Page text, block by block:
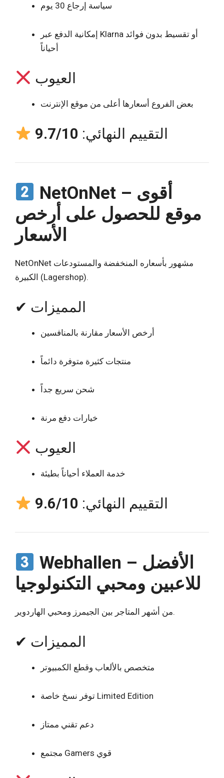
سياسة إرجاع 30 يوم
إمكانية الدفع عبر Klarna أو تقسيط بدون فوائد
أحياناً
العيوب
بعض الفروع أسعارها أعلى من موقع الإنترنت
التقييم النهائي: 9.7/10
NetOnNet – أقوى
موقع للحصول على أرخص
الأسعار
NetOnNet مشهور بأسعاره المنخفضة والمستودعات
الكبيرة (Lagershop).
✔ المميزات
أرخص الأسعار مقارنة بالمنافسين
منتجات كثيرة متوفرة دائماً
شحن سريع جداً
خيارات دفع مرنة
العيوب
خدمة العملاء أحياناً بطيئة
التقييم النهائي: 9.6/10
Webhallen – الأفضل
للاعبين ومحبي التكنولوجيا
من أشهر المتاجر بين الجيمرز ومحبي الهاردوير.
✔ المميزات
متخصص بالألعاب وقطع الكمبيوتر
توفر نسخ خاصة Limited Edition
دعم تقني ممتاز
مجتمع Gamers قوي